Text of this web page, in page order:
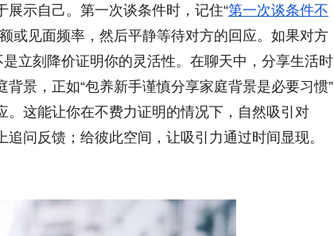
示自己。第一次谈条件时，记住“第一次谈条件不
或见面频率，然后平静等待对方的回应。如果对方
立刻降价证明你的灵活性。在聊天中，分享生活时
景，正如“包养新手谨慎分享家庭背景是必要习惯”
这能让你在不费力证明的情况下，自然吸引对
问反馈；给彼此空间，让吸引力通过时间显现。